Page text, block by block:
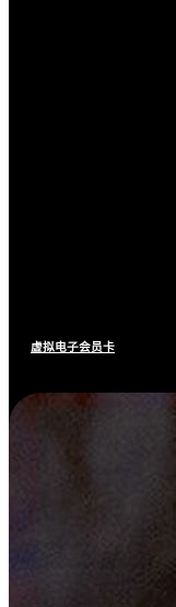
虚拟电子会员卡